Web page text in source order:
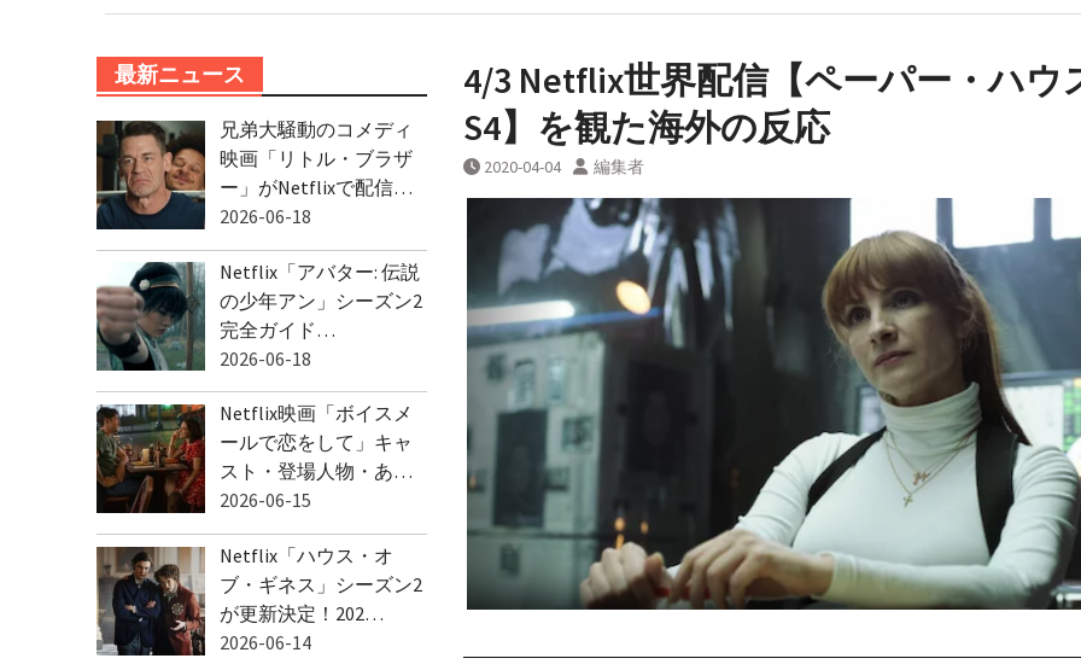
4/3 Netflix世界配信【ペーパー・ハウ
S4】を観た海外の反応
2020-04-04 編集者
最新ニュース
兄弟大騒動のコメディ
映画「リトル・ブラザ
ー」がNetflixで配信…
2026-06-18
Netflix「アバター: 伝説
の少年アン」シーズン2
完全ガイド…
2026-06-18
Netflix映画「ボイスメ
ールで恋をして」キャ
スト・登場人物・あ…
2026-06-15
Netflix「ハウス・オ
ブ・ギネス」シーズン2
が更新決定！202…
2026-06-14